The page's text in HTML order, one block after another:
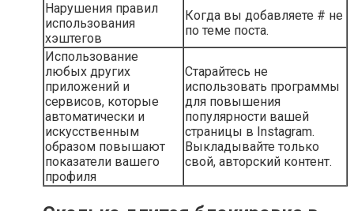
Нарушения правил
использования
хэштегов
Когда вы добавляете # не
по теме поста.
Использование
любых других
приложений и
сервисов, которые
автоматически и
искусственным
образом повышают
показатели вашего
профиля
Старайтесь не
использовать программы
для повышения
популярности вашей
страницы в Instagram.
Выкладывайте только
свой, авторский контент.